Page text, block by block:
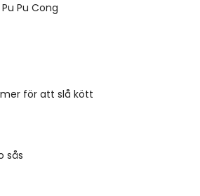
Pu Cong
för att slå kött
sås